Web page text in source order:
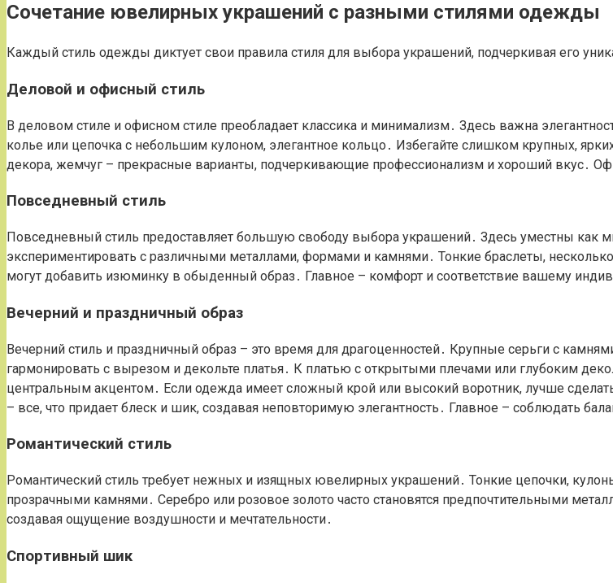
Сочетание ювелирных украшений с разными стилями одежды
Каждый стиль одежды диктует свои правила стиля для выбора украшений, подчеркивая его
Деловой и офисный стиль
В деловом стиле и офисном стиле преобладает классика и минимализм․ Здесь важна
колье или цепочка с небольшим кулоном, элегантное кольцо․ Избегайте слишком крупных,
декора, жемчуг – прекрасные варианты, подчеркивающие профессионализм и хороший вкус․
Повседневный стиль
Повседневный стиль предоставляет большую свободу выбора украшений․ Здесь уместны
экспериментировать с различными металлами, формами и камнями․ Тонкие браслеты,
могут добавить изюминку в обыденный образ․ Главное – комфорт и соответствие вашему
Вечерний и праздничный образ
Вечерний стиль и праздничный образ – это время для драгоценностей․ Крупные серьги с
гармонировать с вырезом и декольте платья․ К платью с открытыми плечами или глубоким
центральным акцентом․ Если одежда имеет сложный крой или высокий воротник, лучше
– все, что придает блеск и шик, создавая неповторимую элегантность․ Главное – соблюдать
Романтический стиль
Романтический стиль требует нежных и изящных ювелирных украшений․ Тонкие цепочки,
прозрачными камнями․ Серебро или розовое золото часто становятся предпочтительными
создавая ощущение воздушности и мечтательности․
Спортивный шик